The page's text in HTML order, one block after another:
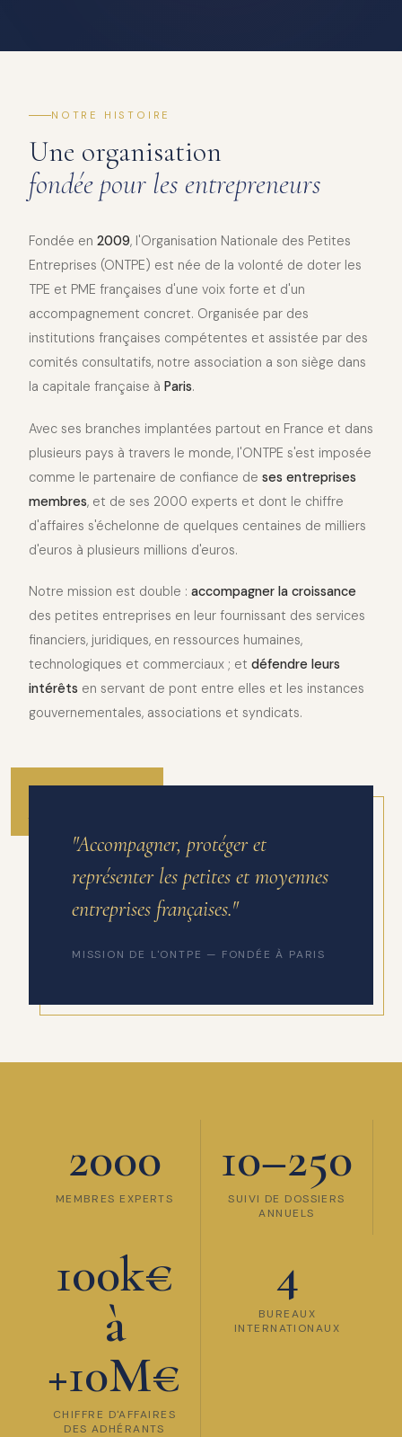
NOTRE HISTOIRE
Une organisation
fondée pour les entrepreneurs
Fondée en 2009, l'Organisation Nationale des Petites
Entreprises (ONTPE) est née de la volonté de doter les
TPE et PME françaises d'une voix forte et d'un
accompagnement concret. Organisée par des
institutions françaises compétentes et assistée par des
comités consultatifs, notre association a son siège dans
la capitale française à Paris.
Avec ses branches implantées partout en France et dans
plusieurs pays à travers le monde, l'ONTPE s'est imposée
comme le partenaire de confiance de ses entreprises
membres, et de ses 2000 experts et dont le chiffre
d'affaires s'échelonne de quelques centaines de milliers
d'euros à plusieurs millions d'euros.
Notre mission est double : accompagner la croissance
des petites entreprises en leur fournissant des services
financiers, juridiques, en ressources humaines,
technologiques et commerciaux ; et défendre leurs
intérêts en servant de pont entre elles et les instances
gouvernementales, associations et syndicats.
2010
ANNÉE DE FONDATION
"Accompagner, protéger et
représenter les petites et moyennes
entreprises françaises."
MISSION DE L'ONTPE — FONDÉE À PARIS
2000
MEMBRES EXPERTS
10–250
SUIVI DE DOSSIERS
ANNUELS
100k€
à
+10M€
CHIFFRE D'AFFAIRES
DES ADHÉRANTS
4
BUREAUX
INTERNATIONAUX